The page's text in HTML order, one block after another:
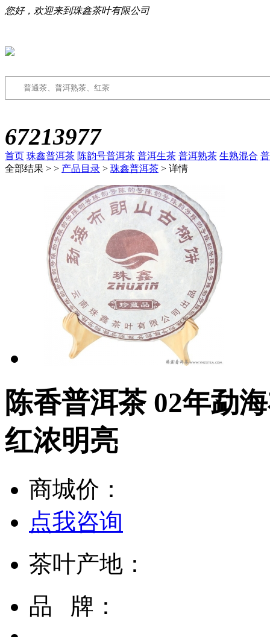
您好，欢迎来到珠鑫茶叶有限公司
67213977
首页 珠鑫普洱茶 陈韵号普洱茶 普洱生茶 普洱熟茶 生熟混合
全部结果 > > 产品目录 > 珠鑫普洱茶 > 详情
陈香普洱茶 02年勐
红浓明亮
商城价：
点我咨询
茶叶产地：
品 牌：